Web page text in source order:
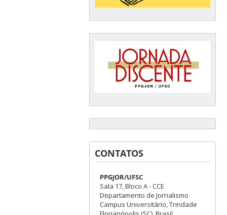
CONTATOS
PPGJOR/UFSC
Sala 17, Bloco A - CCE
Departamento de Jornalismo
Campus Universitário, Trindade